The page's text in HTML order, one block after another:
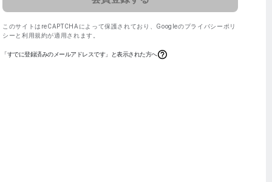
このサイトはreCAPTCHAによって保護されており、 Googleのプライバシーポリ
シー と 利用規約が適用されます。
「すでに登録済みのメールアドレスです」と表示された方へ